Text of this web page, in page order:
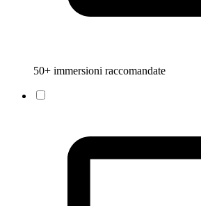
50+ immersioni raccomandate